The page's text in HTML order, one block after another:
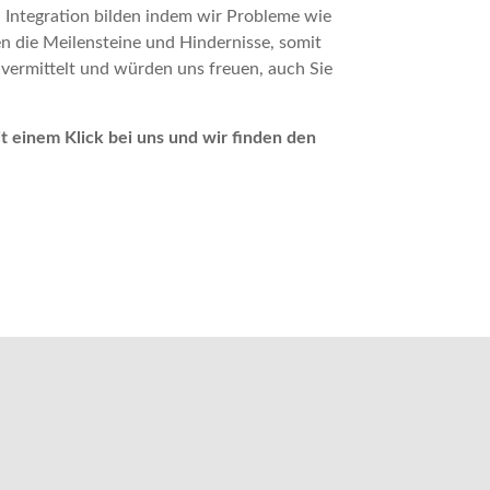
bilden indem wir Probleme wie
die Meilensteine ​​und Hindernisse, somit
und würden uns freuen, auch Sie
einem Klick bei uns und wir finden den